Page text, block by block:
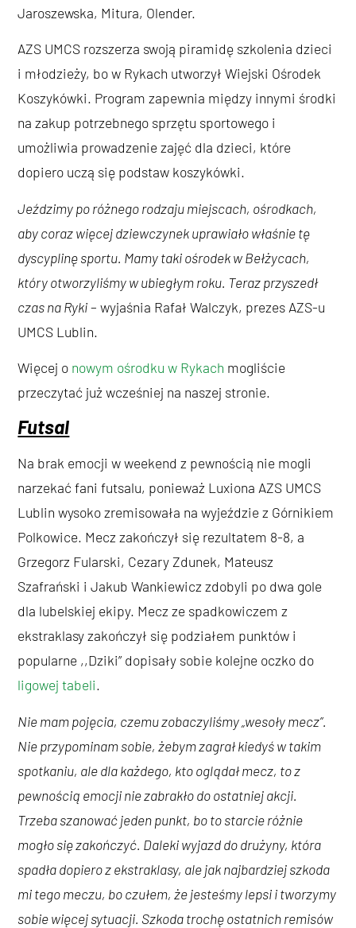
Jaroszewska, Mitura, Olender.
AZS UMCS rozszerza swoją piramidę szkolenia dzieci
i młodzieży, bo w Rykach utworzył Wiejski Ośrodek
Koszykówki. Program zapewnia między innymi środki
na zakup potrzebnego sprzętu sportowego i
umożliwia prowadzenie zajęć dla dzieci, które
dopiero uczą się podstaw koszykówki.
Jeździmy po różnego rodzaju miejscach, ośrodkach,
aby coraz więcej dziewczynek uprawiało właśnie tę
dyscyplinę sportu. Mamy taki ośrodek w Bełżycach,
który otworzyliśmy w ubiegłym roku. Teraz przyszedł
czas na Ryki– wyjaśnia Rafał Walczyk, prezes AZS-u
UMCS Lublin.
Więcej o nowym ośrodku w Rykach mogliście
przeczytać już wcześniej na naszej stronie.
Futsal
Na brak emocji w weekend z pewnością nie mogli
narzekać fani futsalu, ponieważ Luxiona AZS UMCS
Lublin wysoko zremisowała na wyjeździe z Górnikiem
Polkowice. Mecz zakończył się rezultatem 8-8, a
Grzegorz Fularski, Cezary Zdunek, Mateusz
Szafrański i Jakub Wankiewicz zdobyli po dwa gole
dla lubelskiej ekipy. Mecz ze spadkowiczem z
ekstraklasy zakończył się podziałem punktów i
popularne ,,Dziki” dopisały sobie kolejne oczko do
ligowej tabeli.
Nie mam pojęcia, czemu zobaczyliśmy „wesoły mecz”.
Nie przypominam sobie, żebym zagrał kiedyś w takim
spotkaniu, ale dla każdego, kto oglądał mecz, to z
pewnością emocji nie zabrakło do ostatniej akcji.
Trzeba szanować jeden punkt, bo to starcie różnie
mogło się zakończyć. Daleki wyjazd do drużyny, która
spadła dopiero z ekstraklasy, ale jak najbardziej szkoda
mi tego meczu, bo czułem, że jesteśmy lepsi i tworzymy
sobie więcej sytuacji. Szkoda trochę ostatnich remisów